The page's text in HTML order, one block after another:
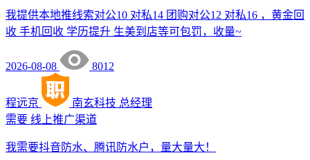
我提供本地推线索对公10 对私14 团购对公12 对私16 ，黄金回
收 手机回收 学历提升 生美到店等可包罚，收量~
2026-08-08 8012
程远京 南玄科技 总经理
需要 线上推广渠道
我需要抖音防水、腾讯防水户，量大量大！